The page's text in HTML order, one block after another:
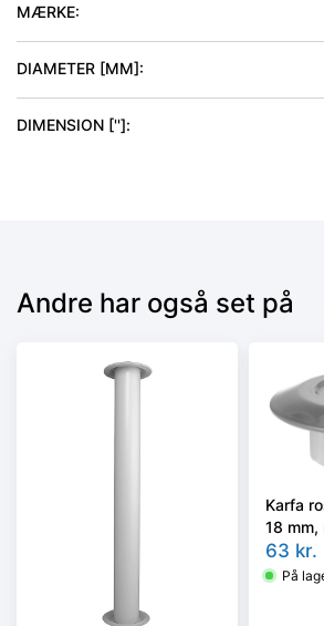
MÆRKE:
DIAMETER [MM]:
DIMENSION ['']:
Andre har også set på
Karfa
18
63 kr.
På